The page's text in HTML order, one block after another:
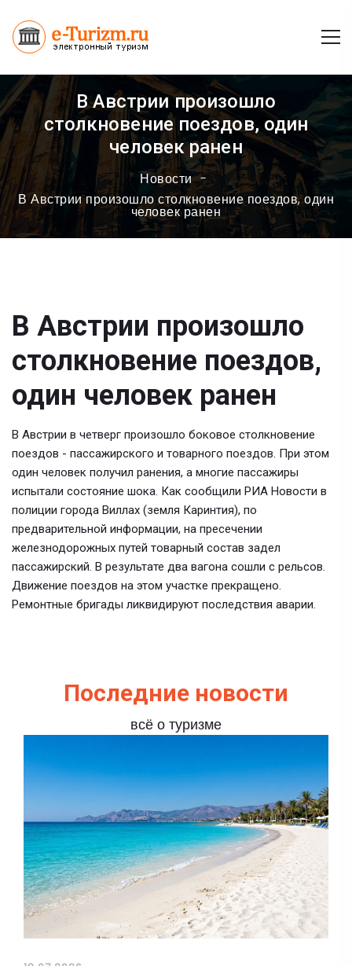
В Австрии произошло
столкновение поездов, один
человек ранен
Новости
В Австрии произошло столкновение поездов, один
человек ранен
В Австрии произошло
столкновение поездов,
один человек ранен
В Австрии в четверг произошло боковое столкновение
поездов - пассажирского и товарного поездов. При этом
один человек получил ранения, а многие пассажиры
испытали состояние шока. Как сообщили РИА Новости в
полиции города Виллах (земля Каринтия), по
предварительной информации, на пресечении
железнодорожных путей товарный состав задел
пассажирский. В результате два вагона сошли с рельсов.
Движение поездов на этом участке прекращено.
Ремонтные бригады ликвидируют последствия аварии.
Последние новости
всё о туризме